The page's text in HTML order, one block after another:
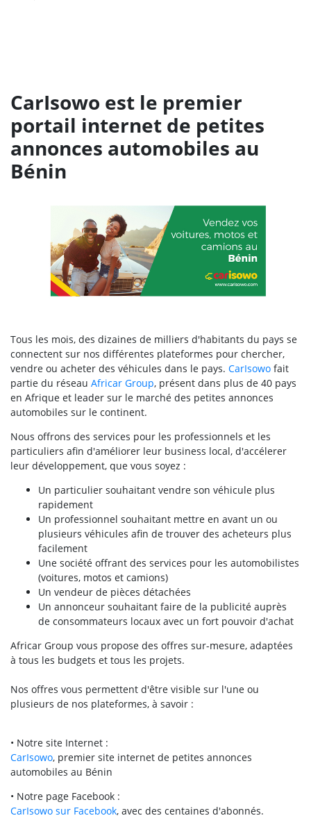
CarIsowo est le premier
portail internet de petites
annonces automobiles au
Bénin
Tous les mois, des dizaines de milliers d'habitants du pays se
connectent sur nos différentes plateformes pour chercher,
vendre ou acheter des véhicules dans le pays. CarIsowo fait
partie du réseau Africar Group, présent dans plus de 40 pays
en Afrique et leader sur le marché des petites annonces
automobiles sur le continent.
Nous offrons des services pour les professionnels et les
particuliers afin d'améliorer leur business local, d'accélerer
leur développement, que vous soyez :
Un particulier souhaitant vendre son véhicule plus
rapidement
Un professionnel souhaitant mettre en avant un ou
plusieurs véhicules afin de trouver des acheteurs plus
facilement
Une société offrant des services pour les automobilistes
(voitures, motos et camions)
Un vendeur de pièces détachées
Un annonceur souhaitant faire de la publicité auprès
de consommateurs locaux avec un fort pouvoir d'achat
Africar Group vous propose des offres sur-mesure, adaptées
à tous les budgets et tous les projets.
Nos offres vous permettent d'être visible sur l'une ou
plusieurs de nos plateformes, à savoir :
• Notre site Internet :
CarIsowo, premier site internet de petites annonces
automobiles au Bénin
• Notre page Facebook :
CarIsowo sur Facebook, avec des centaines d'abonnés.